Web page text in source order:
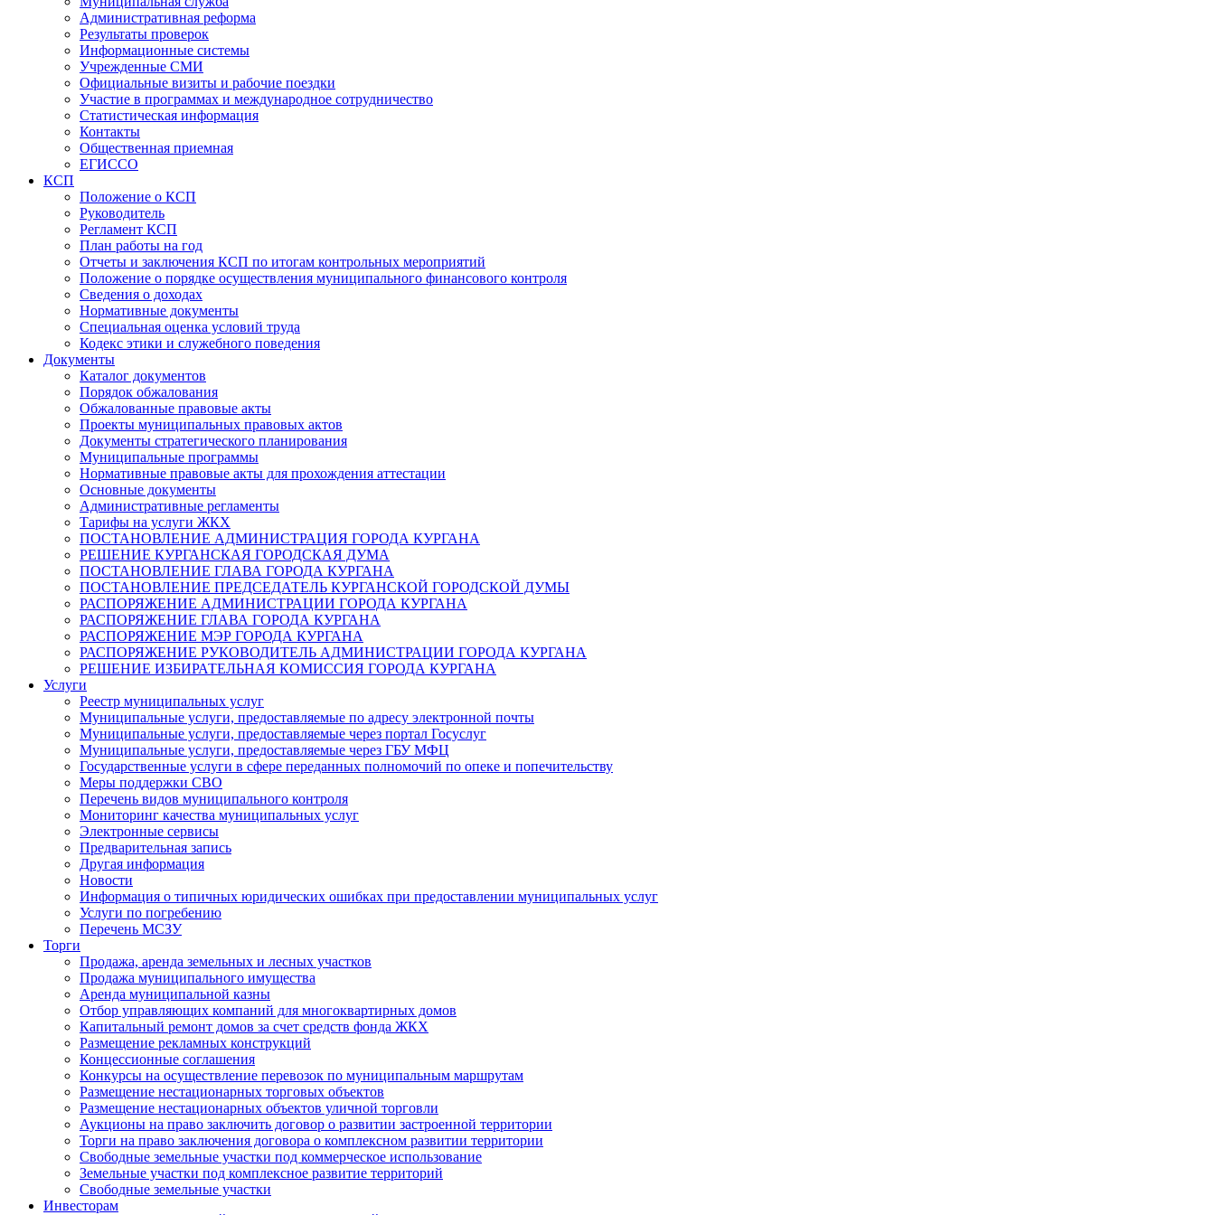
Административная реформа
Результаты проверок
Информационные системы
Учрежденные СМИ
Официальные визиты и рабочие поездки
Участие в программах и международное сотрудничество
Статистическая информация
Контакты
Общественная приемная
ЕГИССО
КСП
Положение о КСП
Руководитель
Регламент КСП
План работы на год
Отчеты и заключения КСП по итогам контрольных мероприятий
Положение о порядке осуществления муниципального финансового контроля
Сведения о доходах
Нормативные документы
Специальная оценка условий труда
Кодекс этики и служебного поведения
Документы
Каталог документов
Порядок обжалования
Обжалованные правовые акты
Проекты муниципальных правовых актов
Документы стратегического планирования
Муниципальные программы
Нормативные правовые акты для прохождения аттестации
Основные документы
Административные регламенты
Тарифы на услуги ЖКХ
ПОСТАНОВЛЕНИЕ АДМИНИСТРАЦИЯ ГОРОДА КУРГАНА
РЕШЕНИЕ КУРГАНСКАЯ ГОРОДСКАЯ ДУМА
ПОСТАНОВЛЕНИЕ ГЛАВА ГОРОДА КУРГАНА
ПОСТАНОВЛЕНИЕ ПРЕДСЕДАТЕЛЬ КУРГАНСКОЙ ГОРОДСКОЙ ДУМЫ
РАСПОРЯЖЕНИЕ АДМИНИСТРАЦИИ ГОРОДА КУРГАНА
РАСПОРЯЖЕНИЕ ГЛАВА ГОРОДА КУРГАНА
РАСПОРЯЖЕНИЕ МЭР ГОРОДА КУРГАНА
РАСПОРЯЖЕНИЕ РУКОВОДИТЕЛЬ АДМИНИСТРАЦИИ ГОРОДА КУРГАНА
РЕШЕНИЕ ИЗБИРАТЕЛЬНАЯ КОМИССИЯ ГОРОДА КУРГАНА
Услуги
Реестр муниципальных услуг
Муниципальные услуги, предоставляемые по адресу электронной почты
Муниципальные услуги, предоставляемые через портал Госуслуг
Муниципальные услуги, предоставляемые через ГБУ МФЦ
Государственные услуги в сфере переданных полномочий по опеке и попечительству
Меры поддержки СВО
Перечень видов муниципального контроля
Мониторинг качества муниципальных услуг
Электронные сервисы
Предварительная запись
Другая информация
Новости
Информация о типичных юридических ошибках при предоставлении муниципальных услуг
Услуги по погребению
Перечень МСЗУ
Торги
Продажа, аренда земельных и лесных участков
Продажа муниципального имущества
Аренда муниципальной казны
Отбор управляющих компаний для многоквартирных домов
Капитальный ремонт домов за счет средств фонда ЖКХ
Размещение рекламных конструкций
Концессионные соглашения
Конкурсы на осуществление перевозок по муниципальным маршрутам
Размещение нестационарных торговых объектов
Размещение нестационарных объектов уличной торговли
Аукционы на право заключить договор о развитии застроенной территории
Торги на право заключения договора о комплексном развитии территории
Свободные земельные участки под коммерческое использование
Земельные участки под комплексное развитие территорий
Свободные земельные участки
Инвесторам